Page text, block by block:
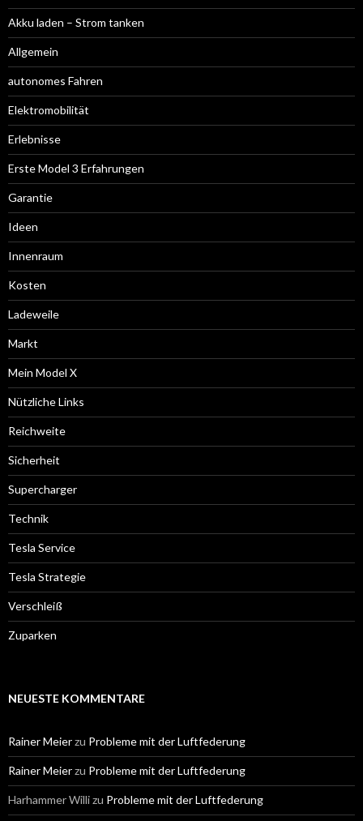
Akku laden – Strom tanken
Allgemein
autonomes Fahren
Elektromobilität
Erlebnisse
Erste Model 3 Erfahrungen
Garantie
Ideen
Innenraum
Kosten
Ladeweile
Markt
Mein Model X
Nützliche Links
Reichweite
Sicherheit
Supercharger
Technik
Tesla Service
Tesla Strategie
Verschleiß
Zuparken
NEUESTE KOMMENTARE
Rainer Meierzu Probleme mit der Luftfederung
Rainer Meierzu Probleme mit der Luftfederung
Harhammer Willizu Probleme mit der Luftfederung